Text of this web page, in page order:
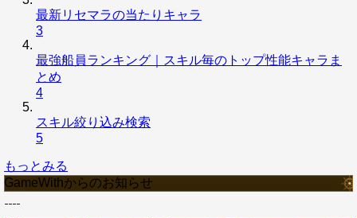
最新リセマラの当たりキャラ
3
最強船員ランキング｜スキル毎のトップ性能キャラま
とめ
4
スキル絞り込み検索
5
もっとみる
GameWithからのお知らせ